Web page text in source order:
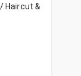
Haircut &